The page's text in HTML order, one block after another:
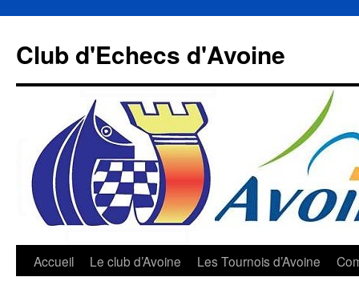
contenu
Club d'Echecs d'Avoine
Accueil Le club d’Avoine Les Tournois d’Avoine